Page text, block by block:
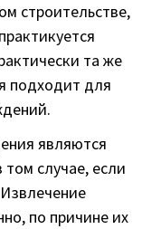
строительстве,
та же
подходит для
являются
случае, если
по причине их